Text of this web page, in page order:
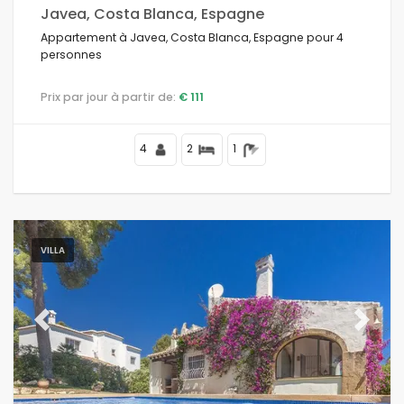
Caractéristiques
(0)
Wi-Fi (3)
Animaux domestiques admis
Internet (3)
Télévision
Satellite / Câble
Chauffage central (2)
Lave-vaisselle (5)
Javea, Costa Blanca, Espagne
Appartement à Javea, Costa Blanca, Espagne pour 4
personnes
Prix par jour à partir de: € 111
4 2 1
VILLA
Previous Next